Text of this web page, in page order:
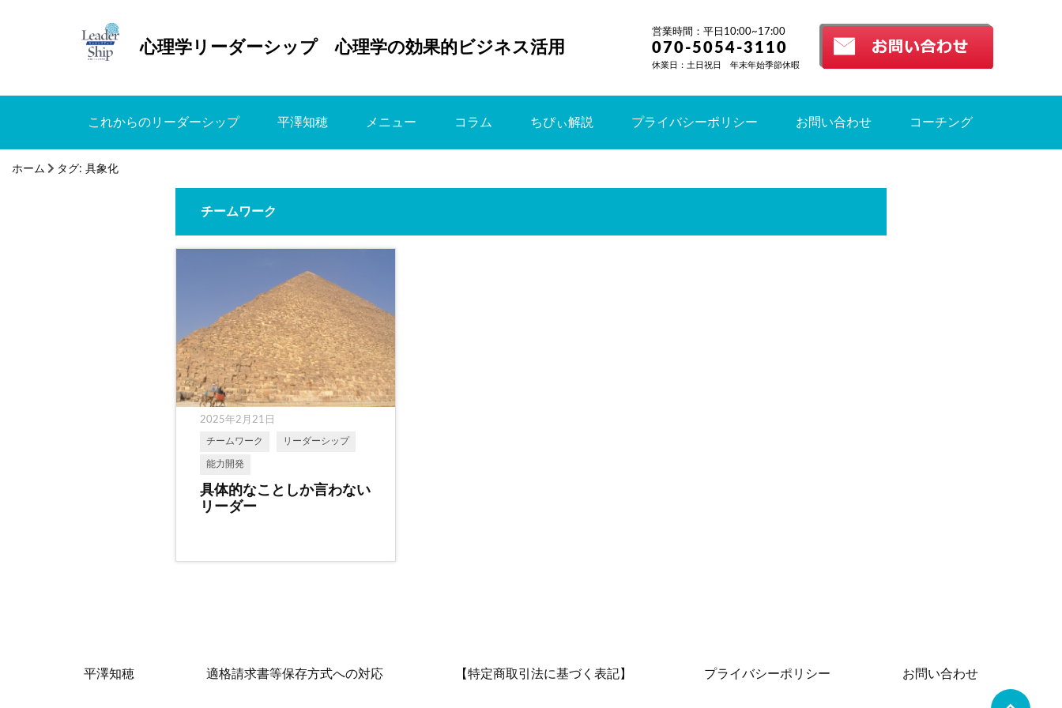
心理学リーダーシップ 心理学の効果的ビジネス活用
営業時間：平日10:00~17:00
070-5054-3110
休業日：土日祝日 年末年始季節休暇
これからのリーダーシップ 平澤知穂 メニュー コラム ちぴぃ解説 プライバシーポリシー お問い合わせ コーチング
ホーム タグ: 具象化
チームワーク
2025年2月21日
チームワーク リーダーシップ
能力開発
具体的なことしか言わない
リーダー
平澤知穂 適格請求書等保存方式への対応 【特定商取引法に基づく表記】 プライバシーポリシー お問い合わせ